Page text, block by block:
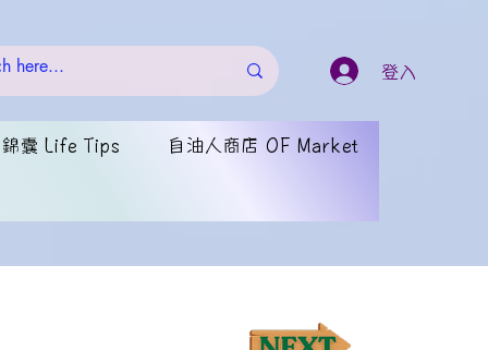
登入
囊 Life Tips 自油人商店 OF Market